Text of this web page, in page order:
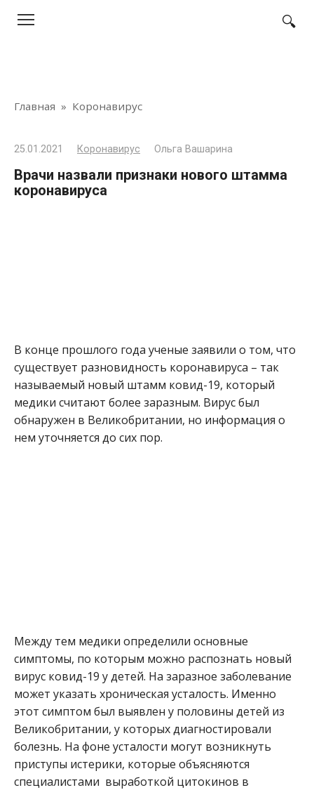
Главная » Коронавирус
25.01.2021 Коронавирус Ольга Вашарина
Врачи назвали признаки нового штамма
коронавируса
В конце прошлого года ученые заявили о том, что
существует разновидность коронавируса – так
называемый новый штамм ковид-19, который
медики считают более заразным. Вирус был
обнаружен в Великобритании, но информация о
нем уточняется до сих пор.
Между тем медики определили основные
симптомы, по которым можно распознать новый
вирус ковид-19 у детей. На заразное заболевание
может указать хроническая усталость. Именно
этот симптом был выявлен у половины детей из
Великобритании, у которых диагностировали
болезнь. На фоне усталости могут возникнуть
приступы истерики, которые объясняются
специалистами выработкой цитокинов в